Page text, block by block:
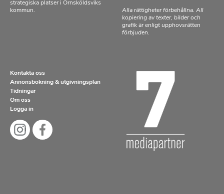
strategiska platser i Örnsköldsviks
kommun.
Alla rättigheter förbehållna. All
kopiering av texter, bilder och
grafik är enligt upphovsrätten
förbjuden.
Kontakta oss
Annonsbokning & utgivningsplan
Tidningar
Om oss
Logga in